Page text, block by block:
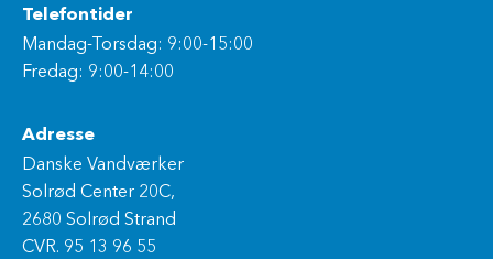
Telefontider
Mandag-Torsdag: 9:00-15:00
Fredag: 9:00-14:00
Adresse
Danske Vandværker
Solrød Center 20C,
2680 Solrød Strand
CVR. 95 13 96 55